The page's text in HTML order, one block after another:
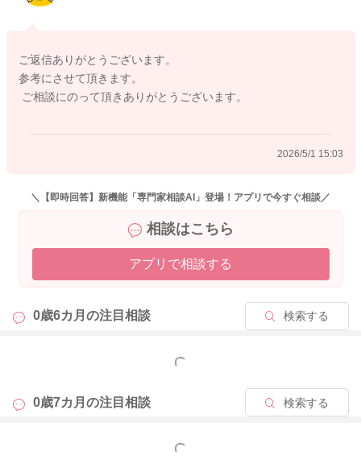
どうぞよろしくお願いします。
ご返信ありがとうございます。
参考にさせて頂きます。
ご相談にのって頂きありがとうございます。
2026/5/1 15:03
＼【即時回答】新機能「専門家相談AI」登場！アプリで今すぐ相談／
相談はこちら
アプリで相談する
0歳6カ月の注目相談 検索する
もっと見る
0歳7カ月の注目相談 検索する
もっと見る